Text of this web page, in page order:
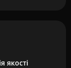
якості